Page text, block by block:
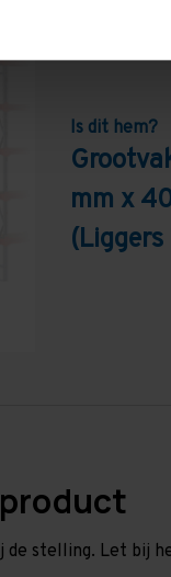
Is dit hem?
mm x
de stelling. Let